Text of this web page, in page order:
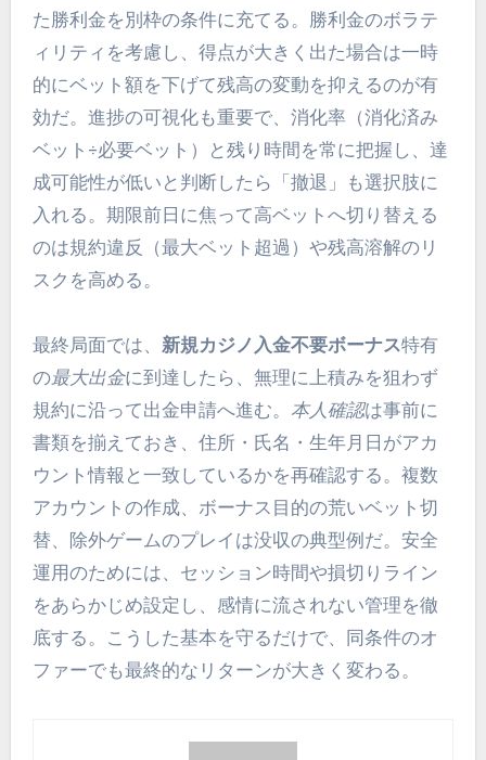
た勝利金を別枠の条件に充てる。勝利金のボラテ
ィリティを考慮し、得点が大きく出た場合は一時
的にベット額を下げて残高の変動を抑えるのが有
効だ。進捗の可視化も重要で、消化率（消化済み
ベット÷必要ベット）と残り時間を常に把握し、達
成可能性が低いと判断したら「撤退」も選択肢に
入れる。期限前日に焦って高ベットへ切り替える
のは規約違反（最大ベット超過）や残高溶解のリ
スクを高める。
最終局面では、 新規カジノ入金不要ボーナス特有
の最大出金に到達したら、無理に上積みを狙わず
規約に沿って出金申請へ進む。 本人確認は事前に
書類を揃えておき、住所・氏名・生年月日がアカ
ウント情報と一致しているかを再確認する。複数
アカウントの作成、ボーナス目的の荒いベット切
替、除外ゲームのプレイは没収の典型例だ。安全
運用のためには、セッション時間や損切りライン
をあらかじめ設定し、感情に流されない管理を徹
底する。こうした基本を守るだけで、同条件のオ
ファーでも最終的なリターンが大きく変わる。